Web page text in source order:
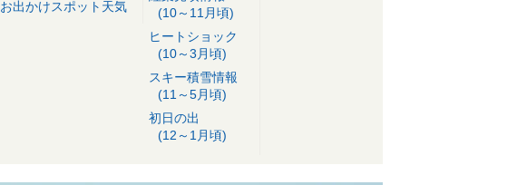
お出かけスポット天気
(10～11月頃)
ヒートショック
(10～3月頃)
スキー積雪情報
(11～5月頃)
初日の出
(12～1月頃)